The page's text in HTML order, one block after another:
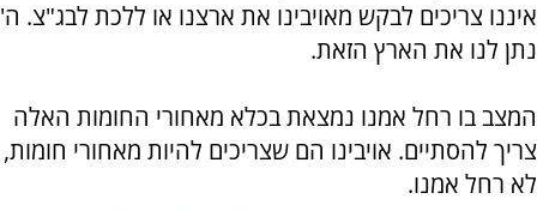
איננו צריכים לבקש מאויבינו את ארצנו או ללכת לבג"צ. ה'
נתן לנו את הארץ הזאת.
המצב בו רחל אמנו נמצאת בכלא מאחורי החומות האלה
צריך להסתיים. אויבינו הם שצריכים להיות מאחורי חומות,
לא רחל אמנו.